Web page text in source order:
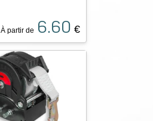
À partir de 6.60 €